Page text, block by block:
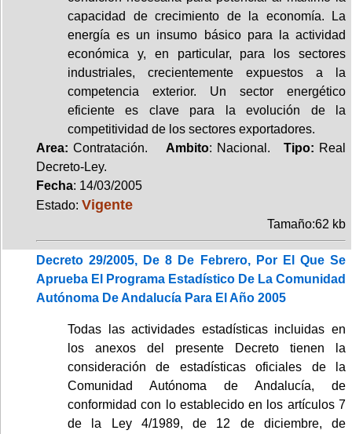
capacidad de crecimiento de la economía. La
energía es un insumo básico para la actividad
económica y, en particular, para los sectores
industriales, crecientemente expuestos a la
competencia exterior. Un sector energético
eficiente es clave para la evolución de la
competitividad de los sectores exportadores.
Area: Contratación. Ambito: Nacional.Tipo: Real
Decreto-Ley.
Fecha: 14/03/2005
Estado: Vigente
Tamaño:62 kb
Decreto 29/2005, De 8 De Febrero, Por El Que Se
Aprueba El Programa Estadístico De La Comunidad
Autónoma De Andalucía Para El Año 2005
Todas las actividades estadísticas incluidas en
los anexos del presente Decreto tienen la
consideración de estadísticas oficiales de la
Comunidad Autónoma de Andalucía, de
conformidad con lo establecido en los artículos 7
de la Ley 4/1989, de 12 de diciembre, de